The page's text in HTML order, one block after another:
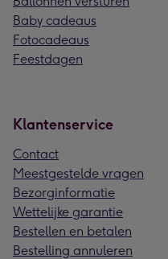
Baby cadeaus
Fotocadeaus
Feestdagen
Klantenservice
Contact
Meestgestelde vragen
Bezorginformatie
Wettelijke garantie
Bestellen en betalen
Bestelling annuleren